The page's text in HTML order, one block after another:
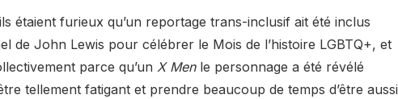
étaient furieux qu’un reportage trans-inclusif ait été inclus
de John Lewis pour célébrer le Mois de l’histoire LGBTQ+, et
parce qu’un X Menle personnage a été révélé
tellement fatigant et prendre beaucoup de temps d’être aussi